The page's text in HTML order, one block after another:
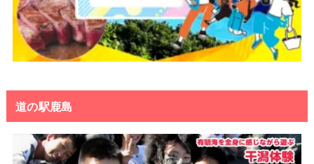
道の駅鹿島